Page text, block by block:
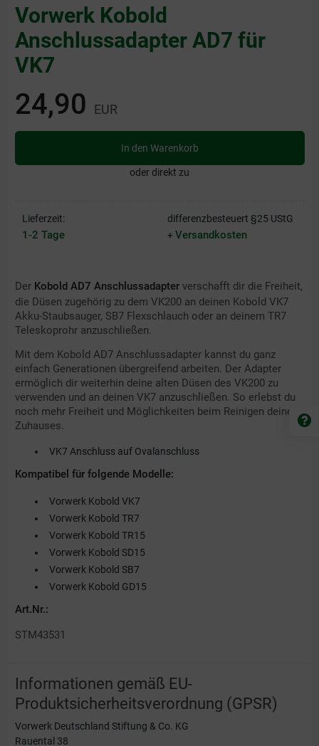
Vorwerk Kobold
Anschlussadapter AD7 für
VK7
24,90 EUR
In den Warenkorb
oder direkt zu
Lieferzeit:
1-2 Tage
differenzbesteuert §25 UStG
+Versandkosten
Der Kobold AD7 Anschlussadapter verschafft dir die Freiheit,
die Düsen zugehörig zu dem VK200 an deinen Kobold VK7
Akku-Staubsauger, SB7 Flexschlauch oder an deinem TR7
Teleskoprohr anzuschließen.
Mit dem Kobold AD7 Anschlussadapter kannst du ganz
einfach Generationen übergreifend arbeiten. Der Adapter
ermöglich dir weiterhin deine alten Düsen des VK200 zu
verwenden und an deinen VK7 anzuschließen. So erlebst du
noch mehr Freiheit und Möglichkeiten beim Reinigen deines
Zuhauses.
VK7 Anschluss auf Ovalanschluss
Kompatibel für folgende Modelle:
Vorwerk Kobold VK7
Vorwerk Kobold TR7
Vorwerk Kobold TR15
Vorwerk Kobold SD15
Vorwerk Kobold SB7
Vorwerk Kobold GD15
Art.Nr.:
STM43531
Informationen gemäß EU-
Produktsicherheitsverordnung (GPSR)
Vorwerk Deutschland Stiftung & Co. KG
Rauental 38